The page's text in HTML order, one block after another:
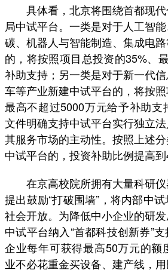
具体看，北京将围绕首都现代
局中试平台。一类是对于人工智
碳、机器人与智能制造、集成电
的，将按照项目总投资的35%、
补助支持；另一类是对于新一代
车等产业新建中试平台的，将按照
最高不超过5000万元给予补助支
文件明确支持中试平台实行独立
其服务市场的主动性。按照上述
中试平台的，投资补助比例提高到
在京高校院所拥有大量科研仪
提出鼓励“打破围墙”，将内部中
社会开放。为降低中小企业的研
中试平台纳入“首都科技创新券”
企业每年可获得最高50万元的额
业不必花重金买设备、建产线，